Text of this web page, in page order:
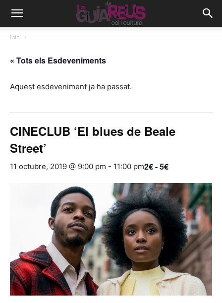
Inici
« Tots els Esdeveniments
Aquest esdeveniment ja ha passat.
CINECLUB ‘El blues de Beale
Street’
11 octubre, 2019 @ 9:00 pm - 11:00 pm2€ - 5€